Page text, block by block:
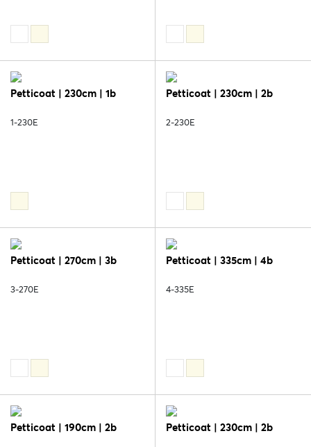
Petticoat | 230cm | 1b
1-230E
Petticoat | 230cm | 2b
2-230E
Petticoat | 270cm | 3b
3-270E
Petticoat | 335cm | 4b
4-335E
Petticoat | 190cm | 2b Petticoat | 230cm | 2b